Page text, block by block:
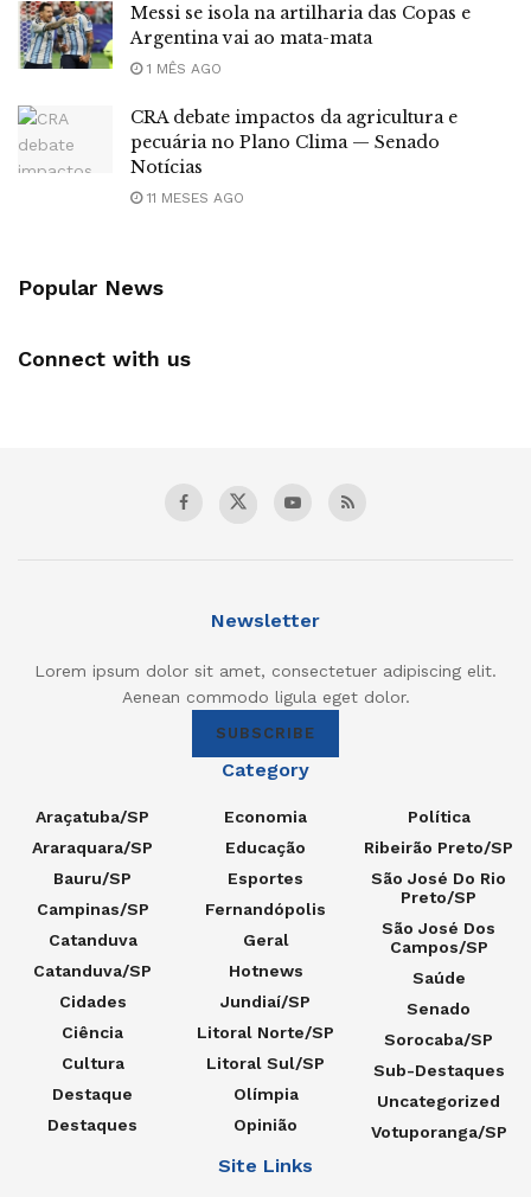
Messi se isola na artilharia das Copas e
Argentina vai ao mata-mata
1 MÊS AGO
CRA debate impactos da agricultura e
pecuária no Plano Clima — Senado
Notícias
11 MESES AGO
Popular News
Connect with us
Newsletter
Lorem ipsum dolor sit amet, consectetuer adipiscing elit.
Aenean commodo ligula eget dolor.
SUBSCRIBE
Category
Araçatuba/SP
Araraquara/SP
Bauru/SP
Campinas/SP
Catanduva
Catanduva/SP
Cidades
Ciência
Cultura
Destaque
Destaques
Economia
Educação
Esportes
Fernandópolis
Geral
Hotnews
Jundiaí/SP
Litoral Norte/SP
Litoral Sul/SP
Olímpia
Opinião
Política
Ribeirão Preto/SP
São José Do Rio
Preto/SP
São José Dos
Campos/SP
Saúde
Senado
Sorocaba/SP
Sub-Destaques
Uncategorized
Votuporanga/SP
Site Links